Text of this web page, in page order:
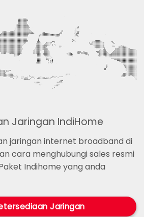
Jaringan IndiHome
jaringan internet broadband di
cara menghubungi sales resmi
Indihome yang anda
Jaringan